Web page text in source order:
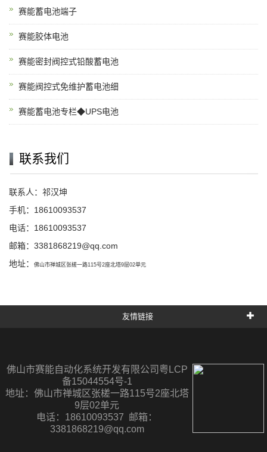
赛能蓄电池端子
赛能胶体电池
赛能密封阀控式铅酸蓄电池
赛能阀控式免维护蓄电池细
赛能蓄电池专栏◆UPS电池
联系我们
联系人：祁汉坤
手机：18610093537
电话：18610093537
邮箱： 3381868219@qq.com
地址：
佛山市禅城区张槎一路115号2座北塔9层02单元
友情链接
佛山市赛能自动化系统开发有限公司粤LCP
备15044554号-1
地址： 佛山市禅城区张槎一路115号2座北塔
9层02单元
电话：18610093537 邮箱：
3381868219@qq.com